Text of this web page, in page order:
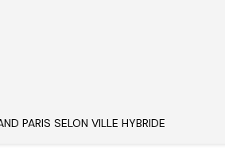
PARIS SELON VILLE HYBRIDE